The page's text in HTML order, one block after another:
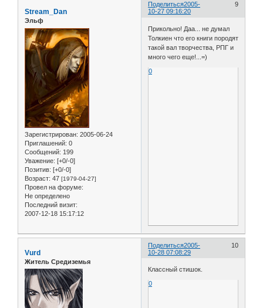
Поделиться 9
2005-
10-27 09:16:20
Stream_Dan
Эльф
Зарегистрирован: 2005-06-24
Приглашений: 0
Сообщений: 199
Уважение: [+0/-0]
Позитив: [+0/-0]
Возраст: 47 [1979-04-27]
Провел на форуме:
Не определено
Последний визит:
2007-12-18 15:17:12
Прикольно! Даа... не думал
Толкиен что его книги породят
такой вал творчества, РПГ и
много чего еще!...=)
0
Поделиться 10
2005-
10-28 07:08:29
Vurd
Житель Средиземья
Классный стишок.
0